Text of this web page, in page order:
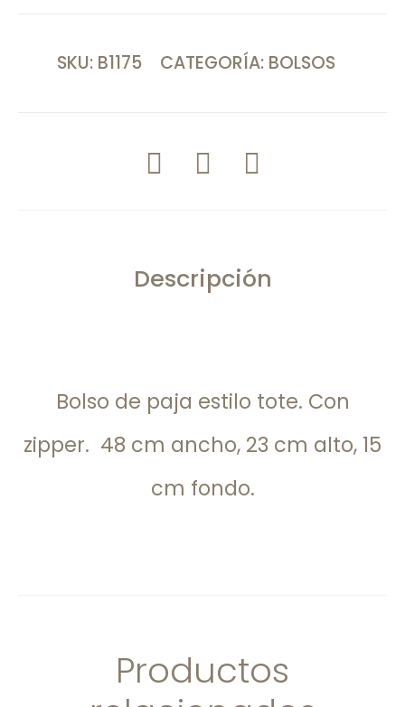
SKU: B1175 CATEGORÍA: BOLSOS
COMPARTIR
Descripción
Bolso de paja estilo tote. Con
zipper. 48 cm ancho, 23 cm alto, 15
cm fondo.
Productos